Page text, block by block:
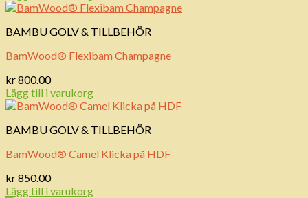
BAMBU GOLV & TILLBEHÖR
BamWood® Flexibam Champagne
kr800.00
Lägg till i varukorg
BAMBU GOLV & TILLBEHÖR
BamWood® Camel Klicka på HDF
kr850.00
Lägg till i varukorg